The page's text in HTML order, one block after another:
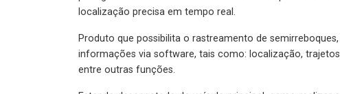
localização precisa em tempo real.
Produto que possibilita o rastreamento de
informações via software, tais como: localização,
entre outras funções.
Estando desengatado do veículo principal, como realizar